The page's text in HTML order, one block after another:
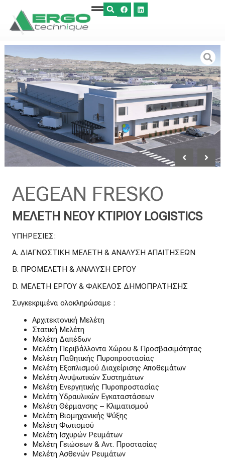
AEGEAN FRESKO
ΜΕΛΕΤΗ ΝΕΟΥ ΚΤΙΡΙΟΥ LOGISTICS
ΥΠΗΡΕΣΙΕΣ:
A. ΔΙΑΓΝΩΣΤΙΚΗ ΜΕΛΕΤΗ & ΑΝΑΛΥΣΗ ΑΠΑΙΤΗΣΕΩΝ
B. ΠΡΟΜΕΛΕΤΗ & ΑΝΑΛΥΣΗ ΕΡΓΟΥ
D. ΜΕΛΕΤΗ ΕΡΓΟΥ & ΦΑΚΕΛΟΣ ΔΗΜΟΠΡΑΤΗΣΗΣ
Συγκεκριμένα ολοκληρώσαμε :
Αρχιτεκτονική Μελέτη
Στατική Μελέτη
Μελέτη Δαπέδων
Μελέτη Περιβάλλοντα Χώρου & Προσβασιμότητας
Μελέτη Παθητικής Πυροπροστασίας
Μελέτη Εξοπλισμού Διαχείρισης Αποθεμάτων
Μελέτη Ανυψωτικών Συστημάτων
Μελέτη Ενεργητικής Πυροπροστασίας
Μελέτη Υδραυλικών Εγκαταστάσεων
Μελέτη Θέρμανσης – Κλιματισμού
Μελέτη Βιομηχανικής Ψύξης
Μελέτη Φωτισμού
Μελέτη Ισχυρών Ρευμάτων
Μελέτη Γειώσεων & Αντ. Προστασίας
Μελέτη Ασθενών Ρευμάτων